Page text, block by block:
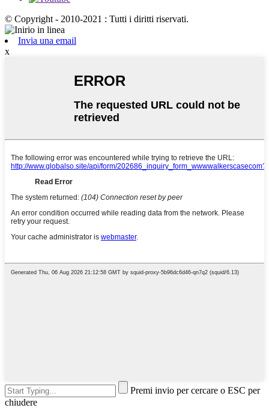
© Copyright - 2010-2021 : Tutti i diritti riservati.
Invia una email
x
Premi invio per cercare o ESC per
chiudere